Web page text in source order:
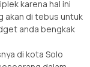
karena hal ini
akan di tebus untuk
anda bengkak
di kota Solo